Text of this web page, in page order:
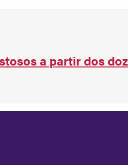
a partir dos